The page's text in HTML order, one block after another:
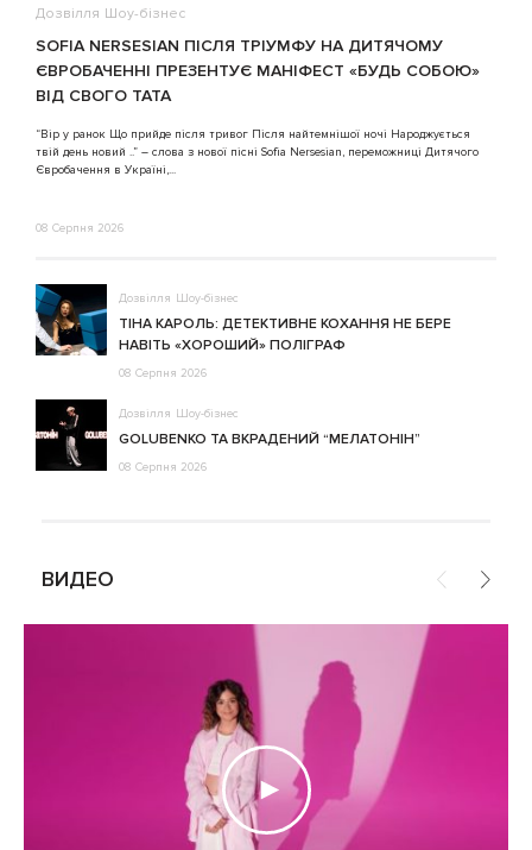
Дозвілля Шоу-бізнес
SOFIA NERSESIAN ПІСЛЯ ТРІУМФУ НА ДИТЯЧОМУ
ЄВРОБАЧЕННІ ПРЕЗЕНТУЄ МАНІФЕСТ «БУДЬ СОБОЮ»
ВІД СВОГО ТАТА
“Вір у ранок Що прийде після тривог Після найтемнішої ночі Народжується
твій день новий ..” – слова з нової пісні Sofia Nersesian, переможниці Дитячого
Євробачення в Україні,...
08 Серпня 2026
Дозвілля Шоу-бізнес
ТІНА КАРОЛЬ: ДЕТЕКТИВНЕ КОХАННЯ НЕ БЕРЕ
НАВІТЬ «ХОРОШИЙ» ПОЛІГРАФ
08 Серпня 2026
Дозвілля Шоу-бізнес
GOLUBENKO ТА ВКРАДЕНИЙ “МЕЛАТОНІН”
08 Серпня 2026
ВИДЕО